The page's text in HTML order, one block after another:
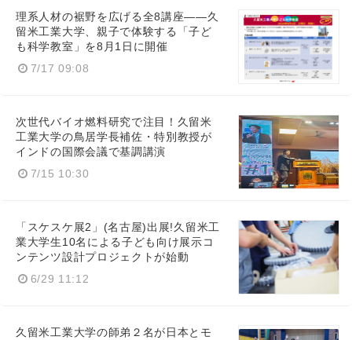
理系人材の裾野を広げる全8講座――久
留米工業大学、親子で体験する「子ど
も科学教室」を8月1日に開催
7/17 09:08
次世代バイオ燃料研究で注目！久留米
工業大学の鳥居学長補佐・特別教授が
インドの国際会議で基調講演
7/15 10:30
「スケスケ展2」(名古屋)出展!久留米工
業大学生10名による子ども向け展示コ
ンテンツ設計プロジェクトが始動
6/29 11:12
久留米工業大学の師弟２名が日本とモ